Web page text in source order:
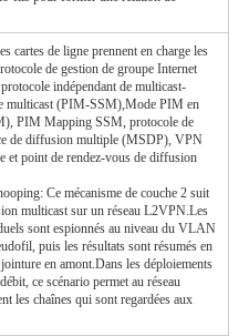
cartes de ligne prennent en charge les
de gestion de groupe Internet
indépendant de multicast-
multicast (PIM-SSM),Mode PIM en
PIM Mapping SSM, protocole de
de diffusion multiple (MSDP), VPN
et point de rendez-vous de diffusion
Ce mécanisme de couche 2 suit
multicast sur un réseau L2VPN.Les
sont espionnés au niveau du VLAN
puis les résultats sont résumés en
en amont.Dans les déploiements
ce scénario permet au réseau
les chaînes qui sont regardées aux